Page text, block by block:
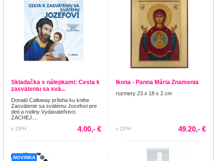
Skladačka s nálepkami: Cesta k
zasväteniu sa svä...
Donald Calloway príloha ku knihe
Zasvätenie sa svätému Jozefovi pre
deti a rodiny Vydavateľstvo:
ZACHEJ....
s DPH
4.00,- €
Ikona - Panna Mária Znamenia
rozmery 23 x 18 x 2 cm
s DPH 49.20,- €
NOVINKA